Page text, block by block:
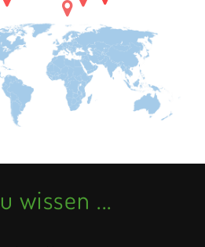
wissen ...